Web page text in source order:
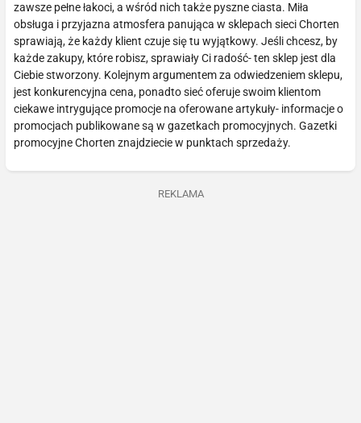
zawsze pełne łakoci, a wśród nich także pyszne ciasta. Miła
obsługa i przyjazna atmosfera panująca w sklepach sieci Chorten
sprawiają, że każdy klient czuje się tu wyjątkowy. Jeśli chcesz, by
każde zakupy, które robisz, sprawiały Ci radość- ten sklep jest dla
Ciebie stworzony. Kolejnym argumentem za odwiedzeniem sklepu,
jest konkurencyjna cena, ponadto sieć oferuje swoim klientom
ciekawe intrygujące promocje na oferowane artykuły- informacje o
promocjach publikowane są w gazetkach promocyjnych. Gazetki
promocyjne Chorten znajdziecie w punktach sprzedaży.
REKLAMA